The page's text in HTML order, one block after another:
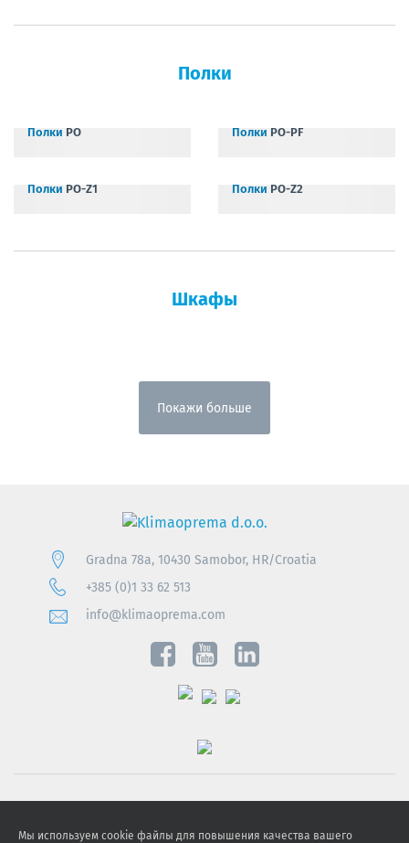
Полки
Полки PO Полки PO-PF
Полки PO-Z1 Полки PO-Z2
Шкафы
Покажи больше
Gradna 78a, 10430 Samobor, HR/Croatia
+385 (0)1 33 62 513
info@klimaoprema.com
Мы используем cookie файлы для повышения качества вашего